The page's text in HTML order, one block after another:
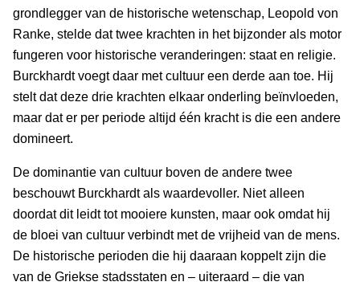
grondlegger van de historische wetenschap, Leopold von
Ranke, stelde dat twee krachten in het bijzonder als motor
fungeren voor historische veranderingen: staat en religie.
Burckhardt voegt daar met cultuur een derde aan toe. Hij
stelt dat deze drie krachten elkaar onderling beïnvloeden,
maar dat er per periode altijd één kracht is die een andere
domineert.
De dominantie van cultuur boven de andere twee
beschouwt Burckhardt als waardevoller. Niet alleen
doordat dit leidt tot mooiere kunsten, maar ook omdat hij
de bloei van cultuur verbindt met de vrijheid van de mens.
De historische perioden die hij daaraan koppelt zijn die
van de Griekse stadsstaten en – uiteraard – die van